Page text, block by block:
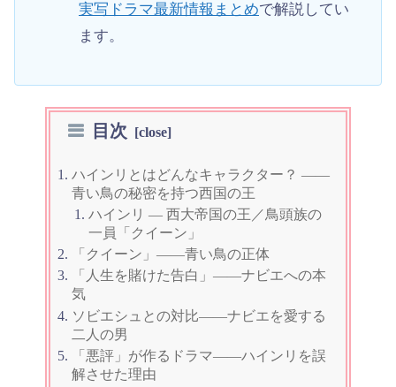
実写ドラマ最新情報まとめで解説してい
ます。
目次
ハインリとはどんなキャラクター？ ——
青い鳥の秘密を持つ西国の王
ハインリ — 西大帝国の王／鳥頭族の
一員「クイーン」
「クイーン」——青い鳥の正体
「人生を賭けた告白」——ナビエへの本
気
ソビエシュとの対比——ナビエを愛する
二人の男
「悪評」が作るドラマ——ハインリを誤
解させた理由